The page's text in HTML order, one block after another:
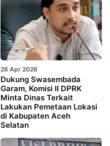
26 Apr 2026
Dukung Swasembada
Garam, Komisi II DPRK
Minta Dinas Terkait
Lakukan Pemetaan Lokasi
di Kabupaten Aceh
Selatan